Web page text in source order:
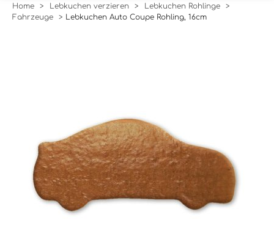
Home > Lebkuchen verzieren > Lebkuchen Rohlinge
>
Fahrzeuge
> Lebkuchen Auto Coupe Rohling, 16cm